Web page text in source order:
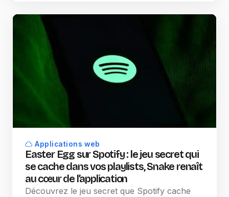
Applications web
Easter Egg sur Spotify : le jeu secret qui
se cache dans vos playlists, Snake renaît
au cœur de l’application
Découvrez le jeu secret que Spotify cache